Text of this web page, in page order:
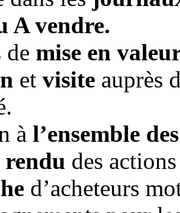
A vendre.
de mise en
et visite auprès
à l’ensemble
des
d’acheteurs